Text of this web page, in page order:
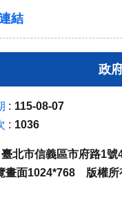
結
政
115-08-07
1036
北市信義區市府路1
畫面1024*768 版權所